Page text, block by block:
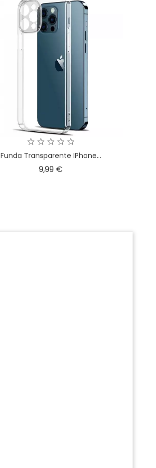
Funda Transparente IPhone...
9,99 €Precio